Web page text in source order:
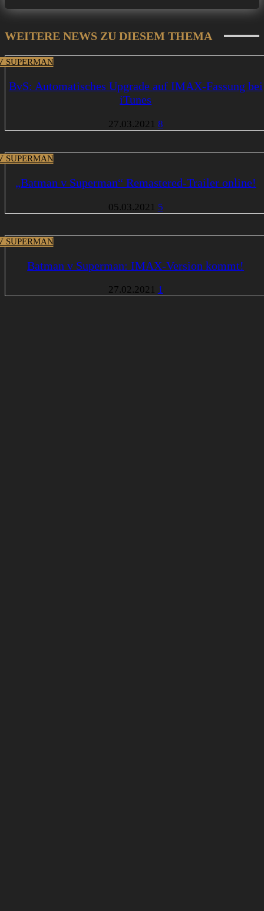
WEITERE NEWS ZU DIESEM THEMA
SUPERMAN
BvS: Automatisches Upgrade auf IMAX-Fassung bei
iTunes
27.03.2021 8
SUPERMAN
„Batman v Superman“ Remastered-Trailer online!
05.03.2021 5
SUPERMAN
Batman v Superman: IMAX-Version kommt!
27.02.2021 1